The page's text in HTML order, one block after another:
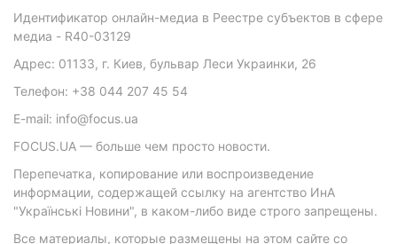
Идентификатор онлайн-медиа в Реестре субъектов в сфере
медиа - R40-03129
Адрес: 01133, г. Киев, бульвар Леси Украинки, 26
Телефон: +38 044 207 45 54
E-mail: info@focus.ua
FOCUS.UA — больше чем просто новости.
Перепечатка, копирование или воспроизведение
информации, содержащей ссылку на агентство ИнА
"Українські Новини", в каком-либо виде строго запрещены.
Все материалы, которые размещены на этом сайте со